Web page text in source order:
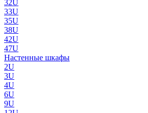
32U
33U
35U
38U
42U
47U
Настенные шкафы
2U
3U
4U
6U
9U